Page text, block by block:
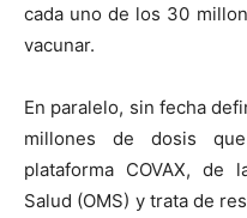
cada uno de los 30
vacunar.
En paralelo, sin fecha
millones de dosis
plataforma COVAX, de
Salud (OMS) y trata de